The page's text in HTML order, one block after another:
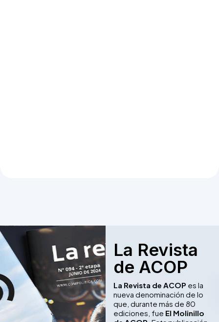
La Revista
de ACOP
La Revista de ACOP es la
nueva denominación de lo
que, durante más de 80
ediciones, fue El Molinillo